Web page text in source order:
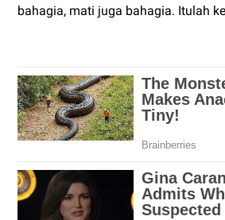
bahagia, mati juga bahagia. Itulah